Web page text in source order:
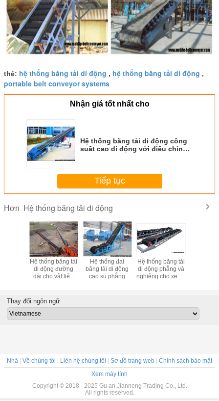
thẻ: hệ thống băng tải di động , hệ thống băng tải di động ,
portable belt conveyor systems
Nhận giá tốt nhất cho
Hệ thống băng tải di động công
suất cao di động với điều chỉnh
Tiếp tục
Hơn Hệ thống băng tải di động
vàng
Hệ thống băng tải
di động đường
dài cho vật liệu
Hệ thống đai
băng tải di động
cao su phẳng
Hệ thống băng tải
di động phẳng và
nghiêng cho xe tải
Thay đổi ngôn ngữ
Nhà | Về chúng tôi | Liên hệ chúng tôi | Sơ đồ trang web | Chính sách bảo mật
Xem máy tính
Copyright © 2018 - 2025 Gu an Jianneng Trading Co., Ltd.
All rights reserved.